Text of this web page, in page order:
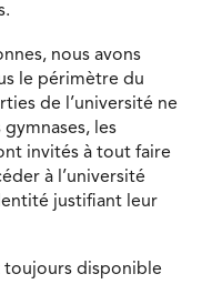
nous avons
le périmètre du
de l’université ne
les
invités à tout faire
à l’université
justifiant leur
toujours disponible